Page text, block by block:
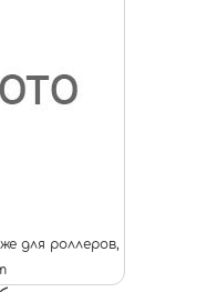
для роллеров,